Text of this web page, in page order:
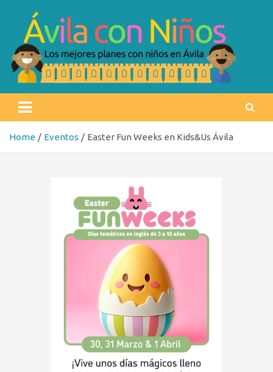
content
Ávila con niños
Home Eventos Easter Fun Weeks en Kids&Us Ávila